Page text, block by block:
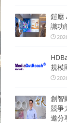
鎧應
識功
規模
創智
競爭
邀分